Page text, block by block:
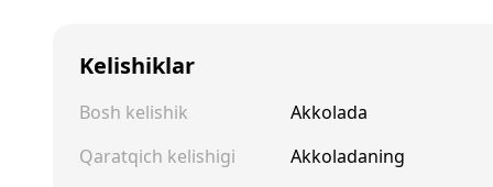
Kelishiklar
Bosh kelishik
Akkolada
Qaratqich kelishigi
Akkoladaning